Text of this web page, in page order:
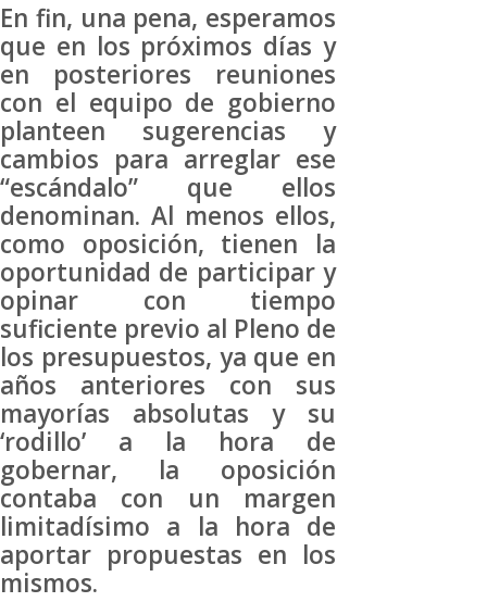
En fin, una pena, esperamos
que en los próximos días y
en posteriores reuniones
con el equipo de gobierno
planteen sugerencias y
cambios para arreglar ese
“escándalo” que ellos
denominan. Al menos ellos,
como oposición, tienen la
oportunidad de participar y
opinar con tiempo
suficiente previo al Pleno de
los presupuestos, ya que en
años anteriores con sus
mayorías absolutas y su
‘rodillo’ a la hora de
gobernar, la oposición
contaba con un margen
limitadísimo a la hora de
aportar propuestas en los
mismos.